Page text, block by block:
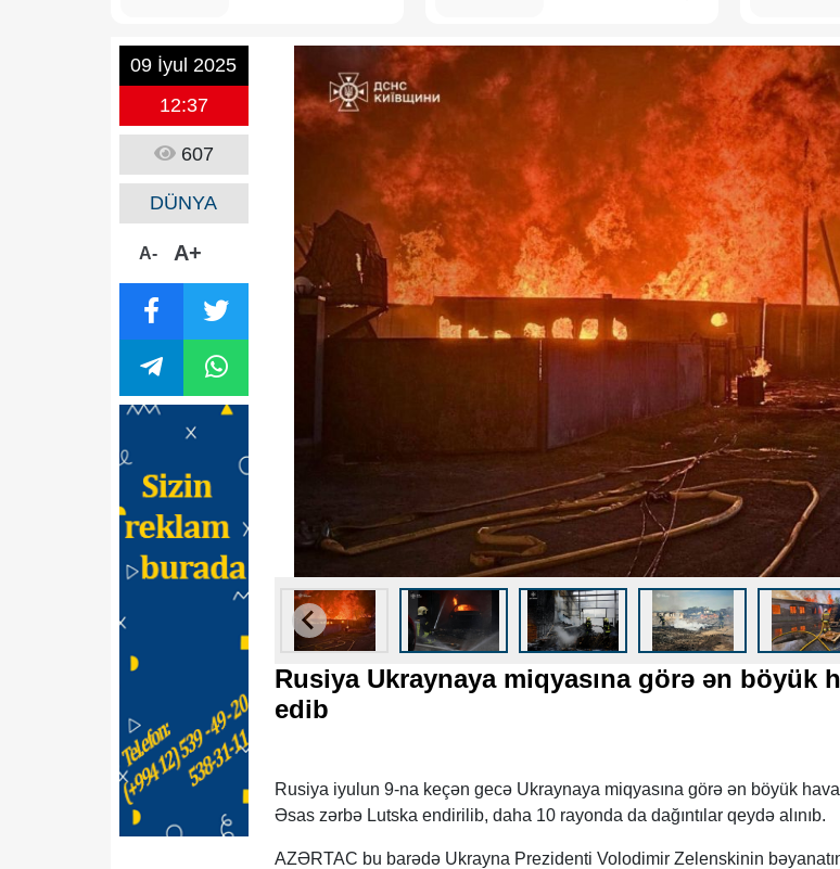
09 İyul 2025
12:37
607
DÜNYA
A- A+
Rusiya Ukraynaya miqyasına görə ən böyük
edib
Rusiya iyulun 9-na keçən gecə Ukraynaya miqyasına görə ən böyük
Əsas zərbə Lutska endirilib, daha 10 rayonda da dağıntılar qeydə alınıb.
AZƏRTAC bu barədə Ukrayna Prezidenti Volodimir Zelenskinin